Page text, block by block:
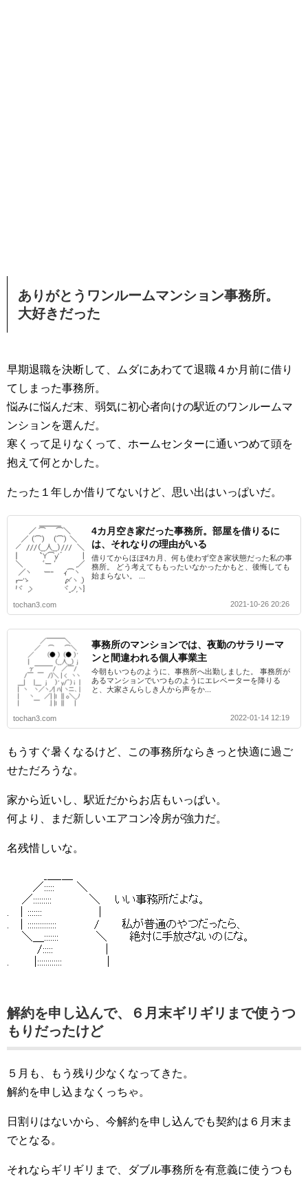
ありがとうワンルームマンション事務所。
大好きだった
早期退職を決断して、ムダにあわてて退職４か月前に借り
てしまった事務所。
悩みに悩んだ末、弱気に初心者向けの駅近のワンルームマ
ンションを選んだ。
寒くって足りなくって、ホームセンターに通いつめて頭を
抱えて何とかした。
たった１年しか借りてないけど、思い出はいっぱいだ。
4カ月空き家だった事務所。部屋を借りるに
は、それなりの理由がいる
借りてからほぼ4カ月、何も使わず空き家状態だった私の事
務所。 どう考えてももったいなかったかもと、後悔しても
始まらない。 ...
tochan3.com 2021-10-26 20:26
事務所のマンションでは、夜勤のサラリーマ
ンと間違われる個人事業主
今朝もいつものように、事務所へ出勤しました。 事務所が
あるマンションでいつものようにエレベーターを降りる
と、大家さんらしき人から声をか...
tochan3.com 2022-01-14 12:19
もうすぐ暑くなるけど、この事務所ならきっと快適に過ご
せただろうな。
家から近いし、駅近だからお店もいっぱい。
何より、まだ新しいエアコン冷房が強力だ。
名残惜しいな。
解約を申し込んで、６月末ギリギリまで使うつ
もりだったけど
５月も、もう残り少なくなってきた。
解約を申し込まなくっちゃ。
日割りはないから、今解約を申し込んでも契約は６月末ま
でとなる。
それならギリギリまで、ダブル事務所を有意義に使うつも